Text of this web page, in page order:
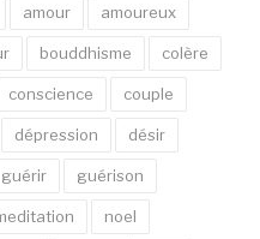
amour amoureux
bouddhisme colère
conscience couple
dépression désir
guérir guérison
noel